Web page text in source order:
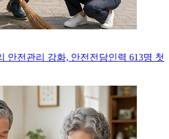
안전관리 강화, 안전전담인력 613명 첫